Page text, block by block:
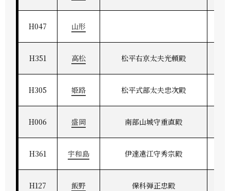
H047 山形
H351 高松 松平右京太夫光頼殿
H305 姫路 松平式部太夫忠次殿
H006 盛岡 南部山城守重直殿
H361 宇和島 伊達遠江守秀宗殿
H127 飯野 保科弾正忠殿